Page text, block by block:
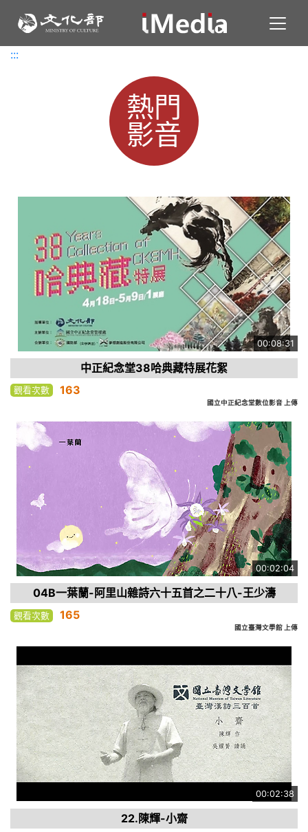
:::
:::
熱門
影音
00:08:31
中正紀念堂38哈典藏特展花絮
觀看次數 163
國立中正紀念堂數位影音 上傳
00:02:04
04B一葉蘭-阿里山雜詩六十五首之二十八-王少濤
觀看次數 165
國立臺灣文學館 上傳
00:02:38
22.陳輝-小齋